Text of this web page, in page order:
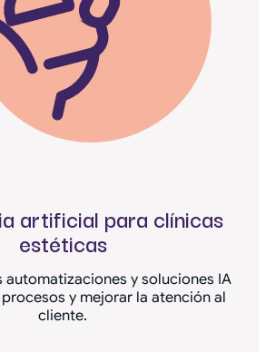
artificial para clínicas
estéticas
automatizaciones y soluciones IA
y mejorar la atención al
cliente.